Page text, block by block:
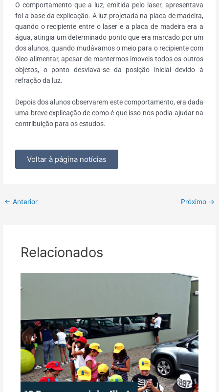
O comportamento que a luz, emitida pelo laser, apresentava
foi a base da explicação. A luz projetada na placa de madeira,
quando o recipiente entre o laser e a placa de madeira era a
água, atingia um determinado ponto que era marcado por um
dos alunos, quando mudávamos o meio para o recipiente com
óleo alimentar, apesar de mantermos imoveis todos os outros
objetos, o ponto desviava-se da posição inicial devido à
refração da luz.
Depois dos alunos observarem este comportamento, era dada
uma breve explicação de como é que isso nos podia ajudar na
contribuição para os estudos.
Voltar à página notícias
← Anterior Próximo →
Relacionados